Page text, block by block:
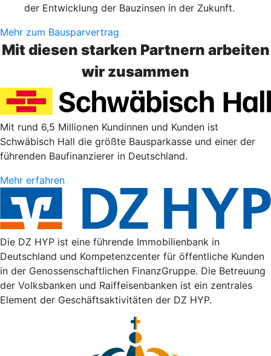
der Entwicklung der Bauzinsen in der Zukunft.
Mehr zum Bausparvertrag
Mit diesen starken Partnern arbeiten
wir zusammen
Mit rund 6,5 Millionen Kundinnen und Kunden ist
Schwäbisch Hall die größte Bausparkasse und einer der
führenden Baufinanzierer in Deutschland.
Mehr erfahren
Die DZ HYP ist eine führende Immobilienbank in
Deutschland und Kompetenzcenter für öffentliche Kunden
in der Genossenschaftlichen FinanzGruppe. Die Betreuung
der Volksbanken und Raiffeisenbanken ist ein zentrales
Element der Geschäftsaktivitäten der DZ HYP.